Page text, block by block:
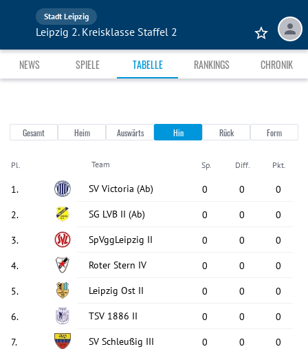
Stadt Leipzig
Leipzig 2. Kreisklasse Staffel 2
NEWS SPIELE TABELLE RANKINGS CHRONIK
Gesamt Heim Auswärts Hin Rück Form
Pl. Team Sp. Diff. Pkt.
1. SV Victoria (Ab) 0 0 0
2. SG LVB II (Ab) 0 0 0
3. SpVggLeipzig II 0 0 0
4. Roter Stern IV 0 0 0
5. Leipzig Ost II 0 0 0
6. TSV 1886 II 0 0 0
7. SV Schleußig III 0 0 0